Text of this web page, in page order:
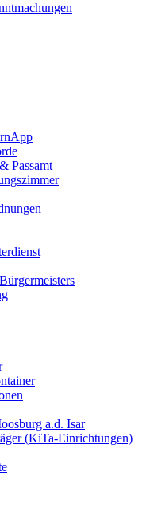
Passamt
a.d. Isar
(KiTa-Einrichtungen)